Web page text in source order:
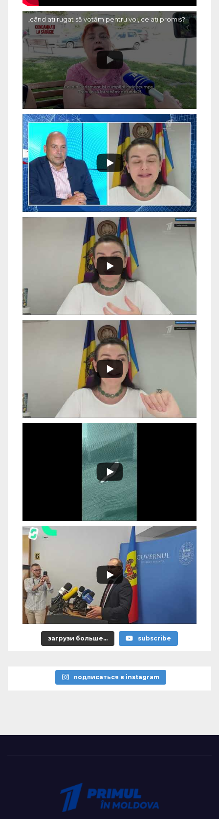
„când ați rugat să votăm pentru voi, ce ați promis?"
загрузи больше... subscribe
подписаться в instagram